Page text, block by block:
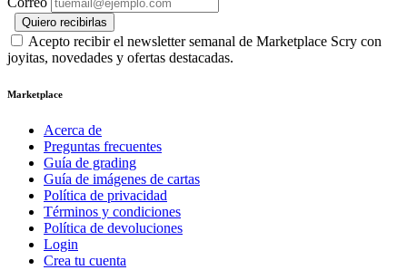
Quiero recibirlas
Acepto recibir el newsletter semanal de Marketplace Scry con
joyitas, novedades y ofertas destacadas.
Marketplace
Acerca de
Preguntas frecuentes
Guía de grading
Guía de imágenes de cartas
Política de privacidad
Términos y condiciones
Política de devoluciones
Login
Crea tu cuenta